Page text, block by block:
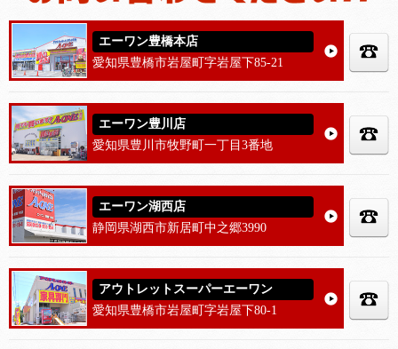
エーワン豊橋本店
愛知県豊橋市岩屋町字岩屋下85-21
エーワン豊川店
愛知県豊川市牧野町一丁目3番地
エーワン湖西店
静岡県湖西市新居町中之郷3990
アウトレットスーパーエーワン
愛知県豊橋市岩屋町字岩屋下80-1